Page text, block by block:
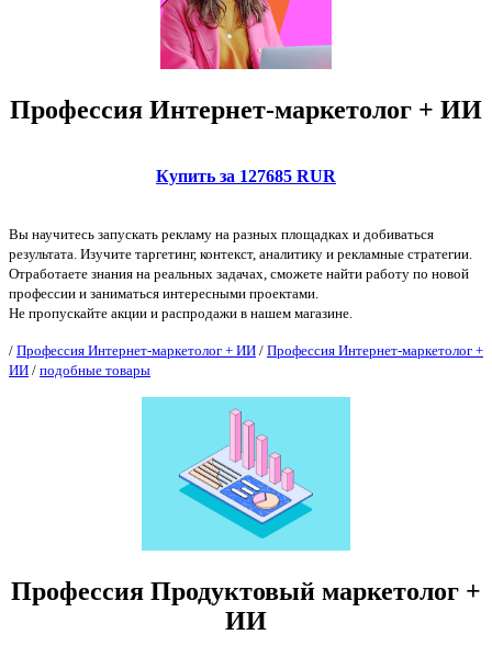
Профессия Интернет-маркетолог + ИИ
Купить за 127685 RUR
Вы научитесь запускать рекламу на разных площадках и добиваться
результата. Изучите таргетинг, контекст, аналитику и рекламные стратегии.
Отработаете знания на реальных задачах, сможете найти работу по новой
профессии и заниматься интересными проектами.
Не пропускайте акции и распродажи в нашем магазине.
/ Профессия Интернет-маркетолог + ИИ / Профессия Интернет-маркетолог +
ИИ / подобные товары
Профессия Продуктовый маркетолог +
ИИ